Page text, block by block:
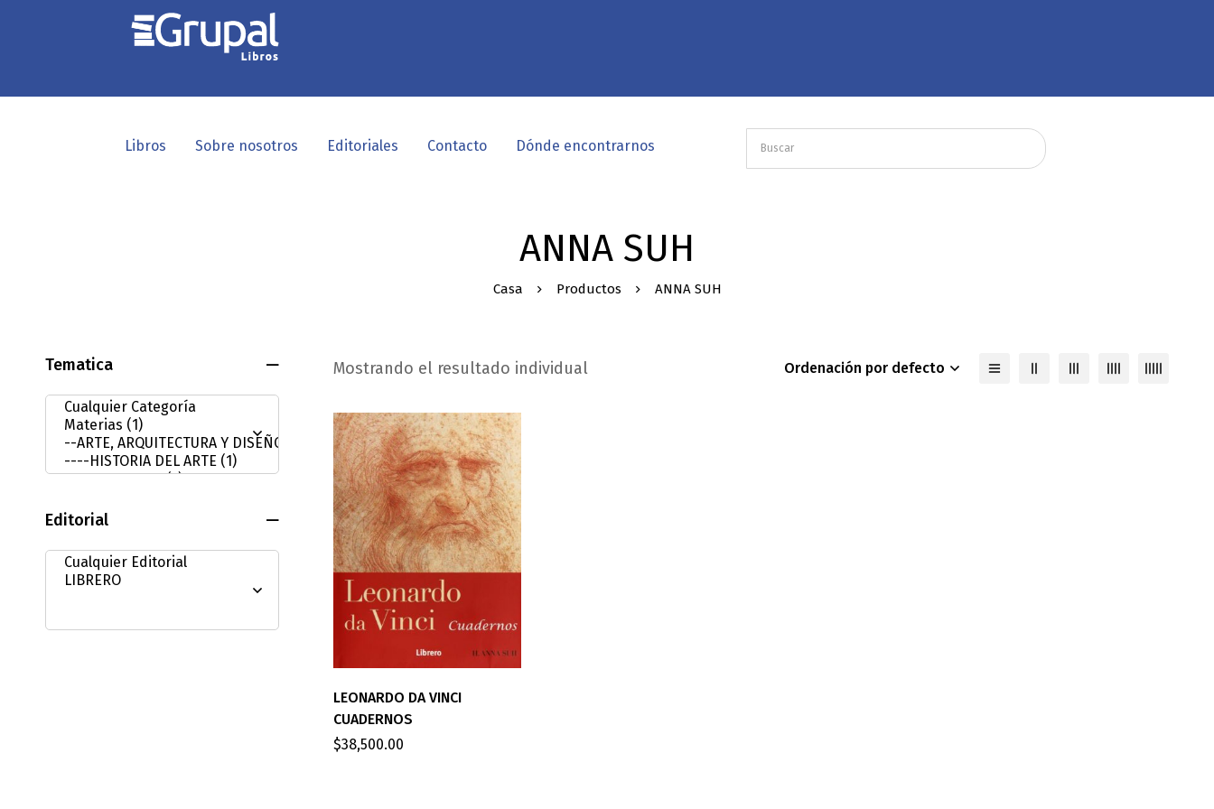
Libros Sobre nosotros Editoriales Contacto Dónde encontrarnos
ANNA SUH
Casa Productos ANNA SUH
Tematica
Editorial
Mostrando el resultado individual Ordenación por defecto
LEONARDO DA VINCI
CUADERNOS
$38,500.00